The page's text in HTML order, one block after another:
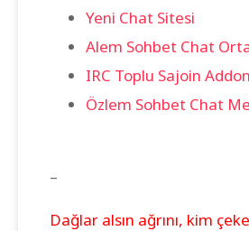
Yeni Chat Sitesi
Alem Sohbet Chat
IRC Toplu Sajoin
Özlem Sohbet Chat
–
Dağlar alsın ağrını, kim